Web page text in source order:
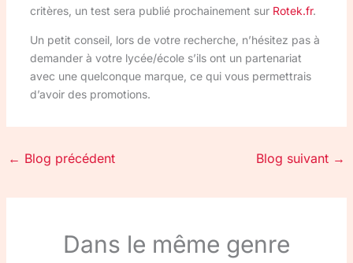
critères, un test sera publié prochainement sur Rotek.fr.
Un petit conseil, lors de votre recherche, n’hésitez pas à
demander à votre lycée/école s’ils ont un partenariat
avec une quelconque marque, ce qui vous permettrais
d’avoir des promotions.
← Blog précédent Blog suivant →
Dans le même genre